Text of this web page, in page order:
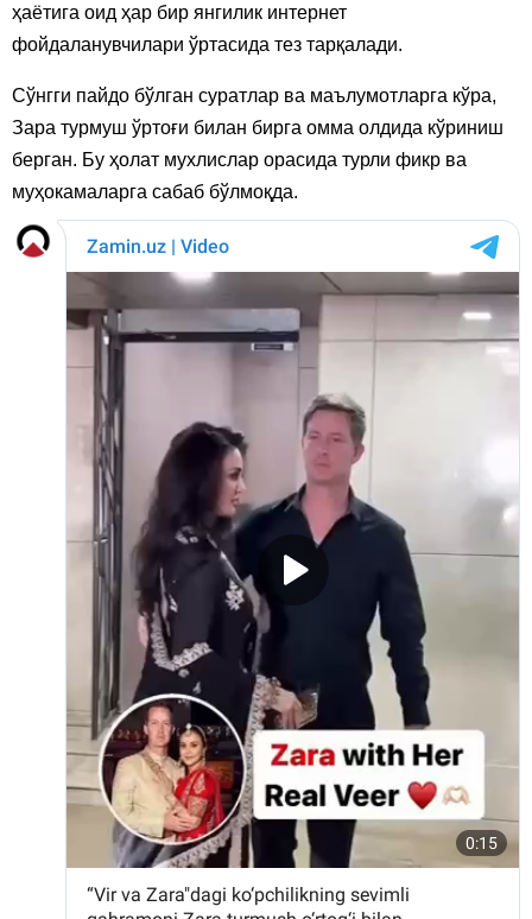
ҳаётига оид ҳар бир янгилик интернет
фойдаланувчилари ўртасида тез тарқалади.
Сўнгги пайдо бўлган суратлар ва маълумотларга кўра,
Зара турмуш ўртоғи билан бирга омма олдида кўриниш
берган. Бу ҳолат мухлислар орасида турли фикр ва
муҳокамаларга сабаб бўлмоқда.